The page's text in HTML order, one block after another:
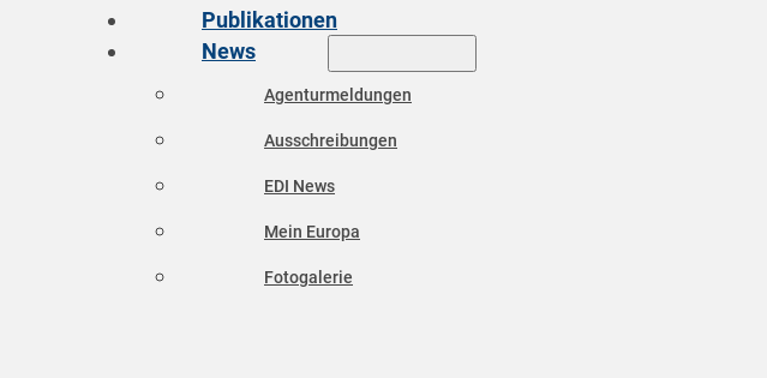
Publikationen
News
Agenturmeldungen
Ausschreibungen
EDI News
Mein Europa
Fotogalerie